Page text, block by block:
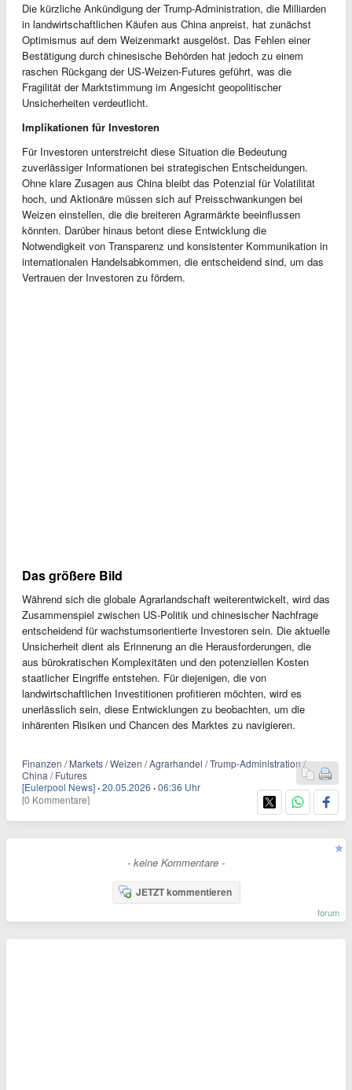
Die kürzliche Ankündigung der Trump-Administration, die Milliarden
in landwirtschaftlichen Käufen aus China anpreist, hat zunächst
Optimismus auf dem Weizenmarkt ausgelöst. Das Fehlen einer
Bestätigung durch chinesische Behörden hat jedoch zu einem
raschen Rückgang der US-Weizen-Futures geführt, was die
Fragilität der Marktstimmung im Angesicht geopolitischer
Unsicherheiten verdeutlicht.
Implikationen für Investoren
Für Investoren unterstreicht diese Situation die Bedeutung
zuverlässiger Informationen bei strategischen Entscheidungen.
Ohne klare Zusagen aus China bleibt das Potenzial für Volatilität
hoch, und Aktionäre müssen sich auf Preisschwankungen bei
Weizen einstellen, die die breiteren Agrarmärkte beeinflussen
könnten. Darüber hinaus betont diese Entwicklung die
Notwendigkeit von Transparenz und konsistenter Kommunikation in
internationalen Handelsabkommen, die entscheidend sind, um das
Vertrauen der Investoren zu fördern.
Das größere Bild
Während sich die globale Agrarlandschaft weiterentwickelt, wird das
Zusammenspiel zwischen US-Politik und chinesischer Nachfrage
entscheidend für wachstumsorientierte Investoren sein. Die aktuelle
Unsicherheit dient als Erinnerung an die Herausforderungen, die
aus bürokratischen Komplexitäten und den potenziellen Kosten
staatlicher Eingriffe entstehen. Für diejenigen, die von
landwirtschaftlichen Investitionen profitieren möchten, wird es
unerlässlich sein, diese Entwicklungen zu beobachten, um die
inhärenten Risiken und Chancen des Marktes zu navigieren.
Finanzen / Markets / Weizen / Agrarhandel / Trump-Administration /
China / Futures
[Eulerpool News] ·20.05.2026 ·06:36 Uhr
[0 Kommentare]
- keine Kommentare -
JETZT kommentieren
forum